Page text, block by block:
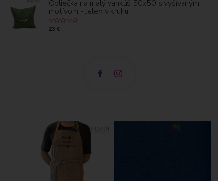
Obliečka na malý vankúš 50x50 s vyšívaným
motívom - Jeleň v kruhu
23 €